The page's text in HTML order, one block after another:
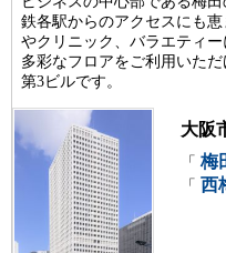
鉄各駅からのアクセスにも
やクリニック、バラエティ
多彩なフロアをご利用いた
第3ビルです。
大阪
「 梅
「 西